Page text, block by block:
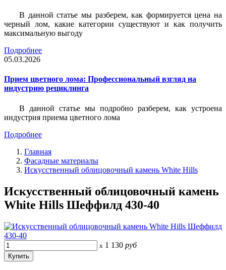
В данной статье мы разберем, как формируется цена на
черный лом, какие категории существуют и как получить
максимальную выгоду
Подробнее
05.03.2026
Прием цветного лома: Профессиональный взгляд на
индустрию рециклинга
В данной статье мы подробно разберем, как устроена
индустрия приема цветного лома
Подробнее
Главная
Фасадные материалы
Искусственный облицовочный камень White Hills
Искусственный облицовочный камень
White Hills Шеффилд 430-40
x 1 130 руб